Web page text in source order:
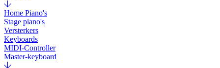
Home Piano's
Stage piano's
Versterkers
Keyboards
MIDI-Controller
Master-keyboard